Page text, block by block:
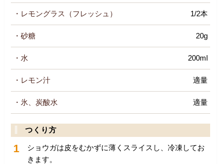
・レモングラス（フレッシュ） 1/2本
・砂糖 20g
・水 200ml
・レモン汁 適量
・氷、炭酸水 適量
つくり方
1
ショウガは皮をむかずに薄くスライスし、冷凍してお
きます。